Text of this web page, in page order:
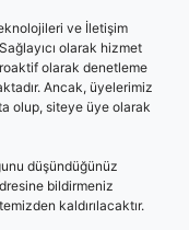
ve İletişim
olarak hizmet
olarak denetleme
Ancak, üyelerimiz
olup, siteye üye olarak
düşündüğünüz
bildirmeniz
kaldırılacaktır.